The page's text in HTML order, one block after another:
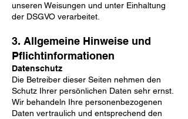
unseren Weisungen und unter Einhaltung
der DSGVO verarbeitet.
3. Allgemeine Hinweise und
Pflichtinformationen
Datenschutz
Die Betreiber dieser Seiten nehmen den
Schutz Ihrer persönlichen Daten sehr ernst.
Wir behandeln Ihre personenbezogenen
Daten vertraulich und entsprechend den